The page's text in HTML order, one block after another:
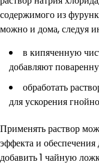
содержимого из
можно и дома, следуя
в кипяченную
добавляют
обработать
для ускорения
Применять раствор
эффекта и
добавить 1 чайную